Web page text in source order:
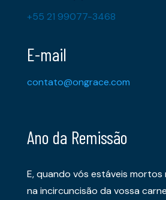
+55 21 99077-3468
E-mail
contato@ongrace.com
Ano da Remissão
E, quando vós estáveis mortos
na incircuncisão da vossa